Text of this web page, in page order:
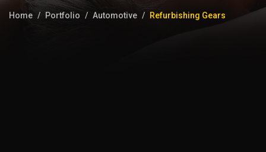
Home Portfolio Automotive Refurbishing Gears